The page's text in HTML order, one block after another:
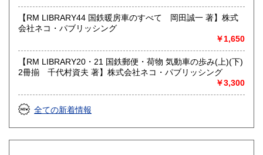
【RM LIBRARY44 国鉄暖房車のすべて 岡田誠一 著】株式
会社ネコ・パブリッシング
￥1,650
【RM LIBRARY20・21 国鉄郵便・荷物 気動車の歩み(上)(下)
2冊揃 千代村資夫 著】株式会社ネコ・パブリッシング
￥3,300
全ての新着情報